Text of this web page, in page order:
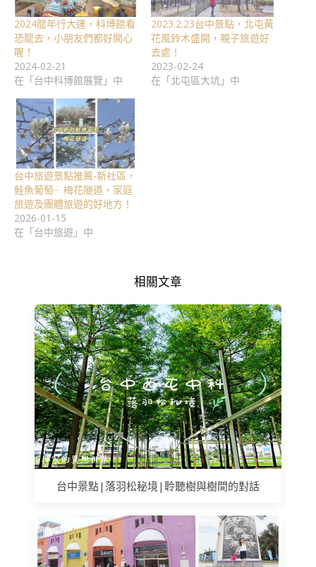
2024龍年行大運，科博館看
恐龍去，小朋友們都好開心
喔！
2024-02-21
在「台中科博館展覽」中
2023.2.23台中景點，北屯黃
花風鈴木盛開，親子旅遊好
去處！
2023-02-24
在「北屯區大坑」中
台中旅遊景點推薦-新社區，
鮭魚葡萄╴梅花隧道，家庭
旅遊及團體旅遊的好地方！
2026-01-15
在「台中旅遊」中
相關文章
台中景點|落羽松秘境|聆聽樹與樹間的對話